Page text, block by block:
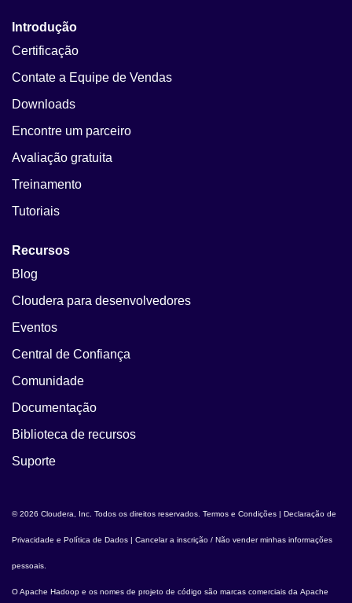
Introdução
Certificação
Contate a Equipe de Vendas
Downloads
Encontre um parceiro
Avaliação gratuita
Treinamento
Tutoriais
Recursos
Blog
Cloudera para desenvolvedores
Eventos
Central de Confiança
Comunidade
Documentação
Biblioteca de recursos
Suporte
© 2026 Cloudera, Inc. Todos os direitos reservados. Termos e Condições | Declaração de
Privacidade e Política de Dados | Cancelar a inscrição / Não vender minhas informações
pessoais
OApache Hadoop e os nomes de projeto de código são marcas comerciais da Apache